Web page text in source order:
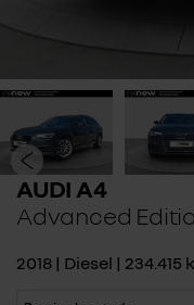
AUDI A4
Advanced
2018 | Diesel |